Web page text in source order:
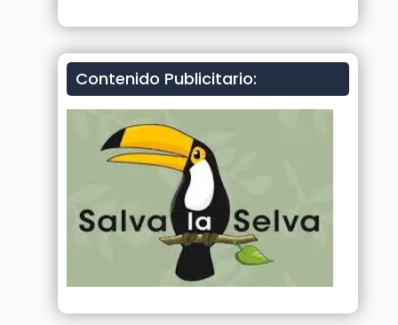
Contenido Publicitario: